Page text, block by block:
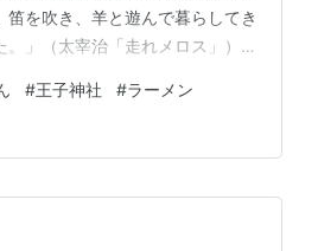
を吹き、羊と遊んで暮らしてき
」（太宰治「走れメロス」）
は悪いことではない。 先の市
その意…
#王子神社 #ラーメン